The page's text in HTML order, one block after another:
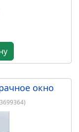
окно